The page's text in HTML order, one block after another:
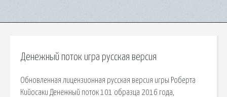
Денежный поток игра русская версия
Обновленная лицензионная русская версия игры Роберта
Кийосаки Денежный поток 101 образца 2016 года,